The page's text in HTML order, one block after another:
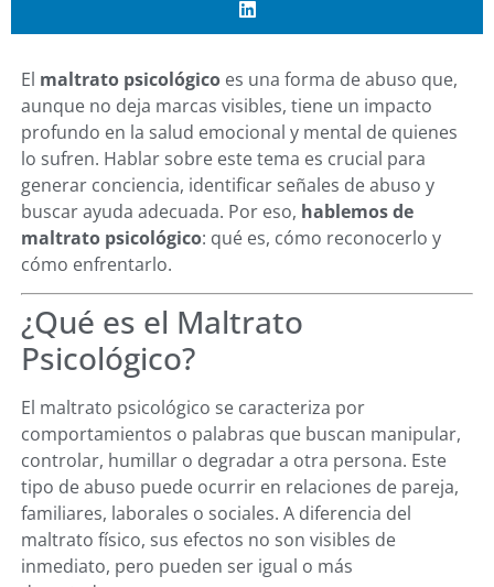
El maltrato psicológicoes una forma de abuso que,
aunque no deja marcas visibles, tiene un impacto
profundo en la salud emocional y mental de quienes
lo sufren. Hablar sobre este tema es crucial para
generar conciencia, identificar señales de abuso y
buscar ayuda adecuada. Por eso, hablemos de
maltrato psicológico: qué es, cómo reconocerlo y
cómo enfrentarlo.
¿Qué es el Maltrato
Psicológico?
El maltrato psicológico se caracteriza por
comportamientos o palabras que buscan manipular,
controlar, humillar o degradar a otra persona. Este
tipo de abuso puede ocurrir en relaciones de pareja,
familiares, laborales o sociales. A diferencia del
maltrato físico, sus efectos no son visibles de
inmediato, pero pueden ser igual o más